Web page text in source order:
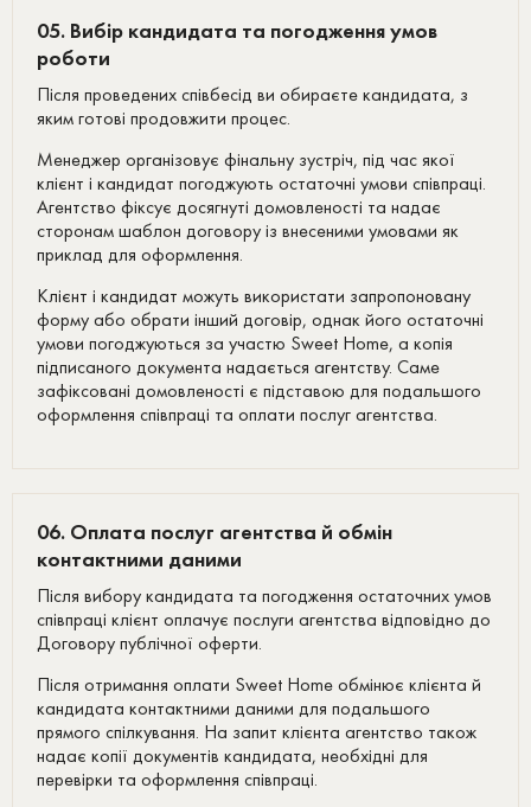
05. Вибір кандидата та погодження умов
роботи
Після проведених співбесід ви обираєте кандидата, з
яким готові продовжити процес.
Менеджер організовує фінальну зустріч, під час якої
клієнт і кандидат погоджують остаточні умови співпраці.
Агентство фіксує досягнуті домовленості та надає
сторонам шаблон договору із внесеними умовами як
приклад для оформлення.
Клієнт і кандидат можуть використати запропоновану
форму або обрати інший договір, однак його остаточні
умови погоджуються за участю Sweet Home, а копія
підписаного документа надається агентству. Саме
зафіксовані домовленості є підставою для подальшого
оформлення співпраці та оплати послуг агентства.
06. Оплата послуг агентства й обмін
контактними даними
Після вибору кандидата та погодження остаточних умов
співпраці клієнт оплачує послуги агентства відповідно до
Договору публічної оферти.
Після отримання оплати Sweet Home обмінює клієнта й
кандидата контактними даними для подальшого
прямого спілкування. На запит клієнта агентство також
надає копії документів кандидата, необхідні для
перевірки та оформлення співпраці.